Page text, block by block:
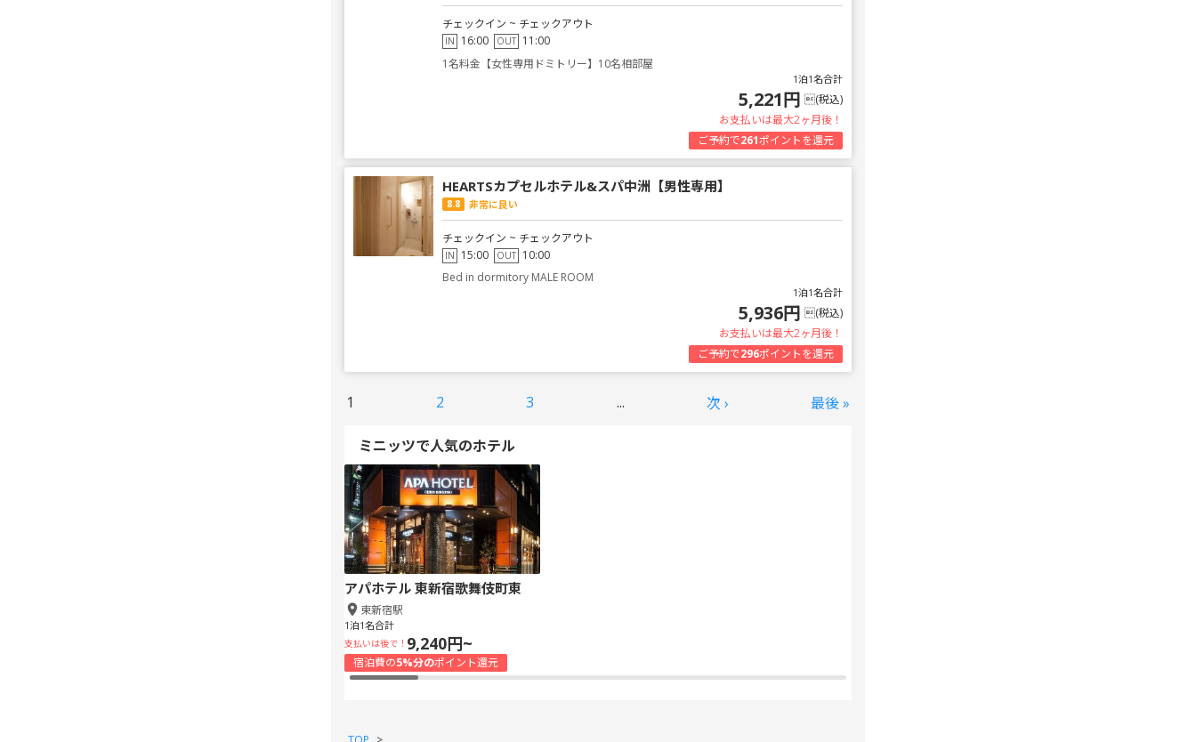
チェックイン ~ チェックアウト
IN 16:00 OUT 11:00
1名料金【女性専用ドミトリー】10名相部屋
1泊1名合計
5,221円 (税込)
お支払いは最大2ヶ月後！
ご予約で261ポイントを還元
HEARTSカプセルホテル&スパ中洲【男性専用】
8.8 非常に良い
チェックイン ~ チェックアウト
IN 15:00 OUT 10:00
Bed in dormitory MALE ROOM
1泊1名合計
5,936円 (税込)
お支払いは最大2ヶ月後！
ご予約で296ポイントを還元
1 2 3 ... 次 › 最後 »
ミニッツで人気のホテル
アパホテル 東新宿歌舞伎町東
東新宿駅
1泊1名合計
支払いは後で！ 9,240円~
宿泊費の5%分のポイント還元